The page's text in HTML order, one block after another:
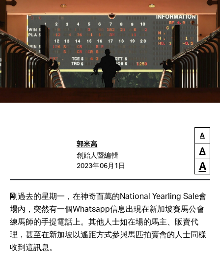
郭米高
創始人暨編輯
2023年06月1日
A
A
A
剛過去的星期一，在神奇百萬的National Yearling Sale會
場內，突然有一個Whatsapp信息出現在新加坡賽馬公會
練馬師的手提電話上。其他人士如在場的馬主、販賣代
理，甚至在新加坡以遙距方式參與馬匹拍賣會的人士同樣
收到這訊息。